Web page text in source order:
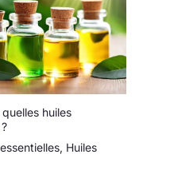
huiles
, Huiles